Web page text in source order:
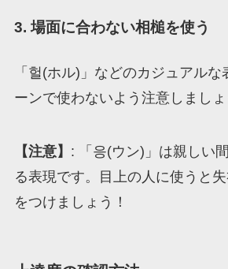
3. 場面に合わない相槌を使う
「헐(ホル)」などのカジュアル
ーンで使わないよう注意しましょ
【注意】 : 「응(ウン)」は親しい
る表現です。目上の人に使うと
をつけましょう！